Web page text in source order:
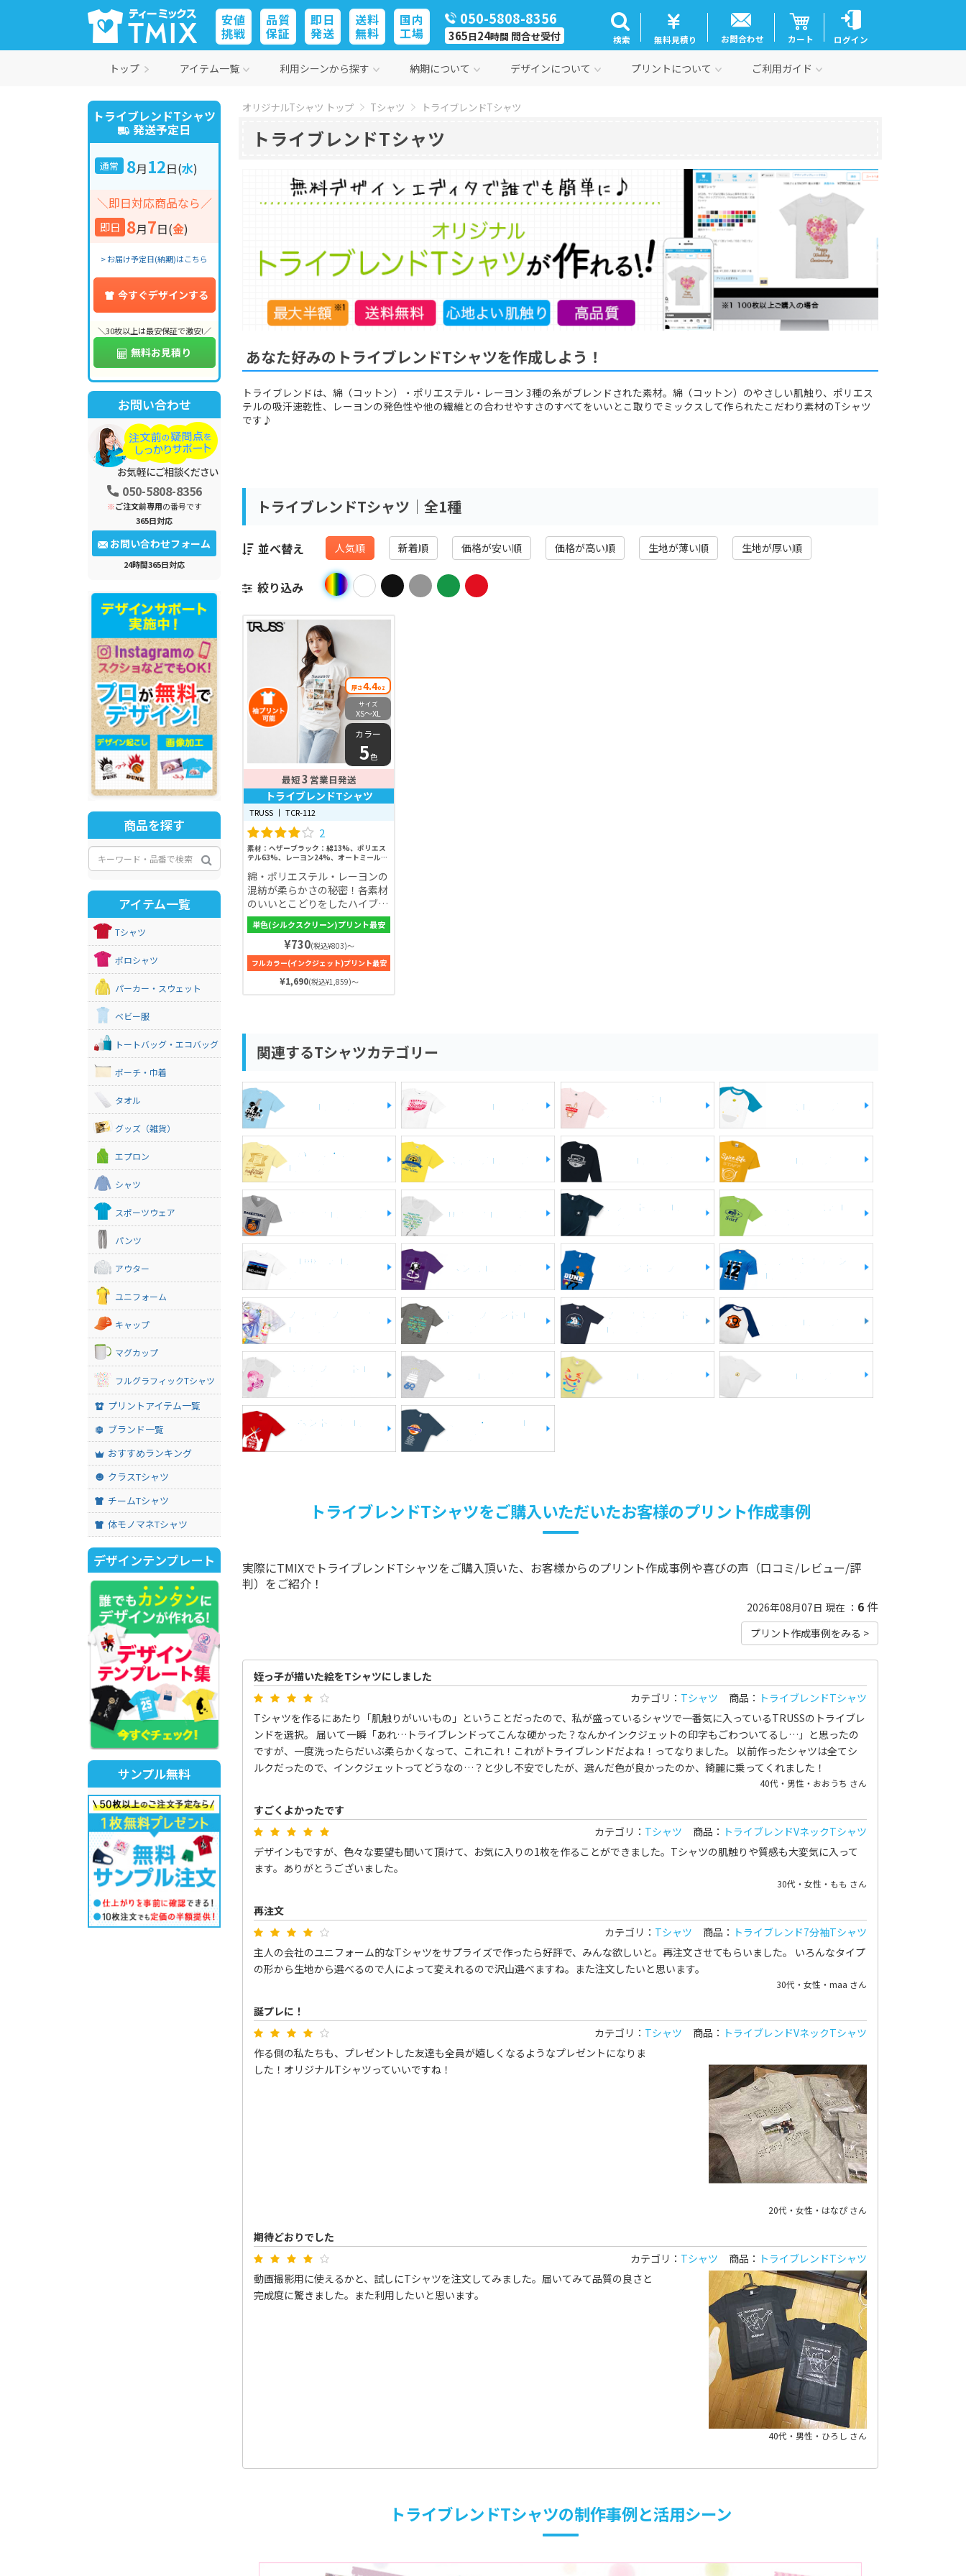
050-5808-8356
365日24時間 問合せ受付
安値
挑戦
品質
保証
即日
発送
送料
無料
国内
工場 検索 無料見積り お問合わせ カート ログイン
トップ アイテム一覧 利用シーンから探す 納期について デザインについて プリントについて ご利用ガイド
オリジナルTシャツ トップ Tシャツ トライブレンドTシャツ
トライブレンドTシャツ
あなた好みのトライブレンドTシャツを作成しよう！
トライブレンドは、綿（コットン）・ポリエステル・レーヨン 3種の糸がブレンドされた素材。綿（コットン）のやさしい肌触り、ポリエス
テルの吸汗速乾性、レーヨンの発色性や他の繊維との合わせやすさのすべてをいいとこ取りでミックスして作られたこだわり素材のTシャツ
です♪
トライブレンドTシャツ│全1種
並べ替え 人気順 新着順 価格が安い順 価格が高い順 生地が薄い順 生地が厚い順
絞り込み
厚さ4.4oz
サイズ
XS〜XL
カラー
5色
最短3 営業日発送
トライブレンドTシャツ
TRUSS 丨 TCR-112
2
素材：ヘザーブラック：綿13%、ポリエス
テル63%、レーヨン24%、オートミール：
36%、 その他：綿38%、ポリエステル
38%、レーヨン24%
綿・ポリエステル・レーヨンの
混紡が柔らかさの秘密！各素材
のいいとこどりをしたハイブリ
ッド生地。着心地の良さを追求
した綿と機能性を高めたポリエ
ステルが混じっているため、夏
は涼しく冬は暖かい、そして耐
久性に優れています。襟周りに
はバインダー仕様を施しTシャ
単色(シルクスクリーン)プリント最安
¥730(税込¥803)～
フルカラー(インクジェット)プリント最安
¥1,690(税込¥1,859)～
関連するTシャツカテゴリー
半袖Tシャツ 即日発送Tシャツ
レディースTシャ
ツ
キッズTシャツ
アパレル・お洒落
Tシャツ
スポーツTシャツ 長袖Tシャツ 激安Tシャツ
VネックTシャツ UネックTシャツ
ポケット付きTシ
大きいサイズのT
綿100%のTシャ
メンズTシャツ タンクトップ
シルクスクリーン
Tシャツ
フルグラフィック
Tシャツ
トライブレンドT
マックスウェイト
Tシャツ
七分袖Tシャツ
スリムフィットT
厚手Tシャツ 薄手Tシャツ 中厚Tシャツ
イベント向けTシ
文化祭・体育祭T
トライブレンドTシャツをご購入いただいたお客様のプリント作成事例
実際にTMIXでトライブレンドTシャツをご購入頂いた、お客様からのプリント作成事例や喜びの声（口コミ/レビュー/評
判）をご紹介！
2026年08月07日 現在 ： 6件
プリント作成事例をみる >
姪っ子が描いた絵をTシャツにしました
カテゴリ： Tシャツ 商品： トライブレンドTシャツ
Tシャツを作るにあたり「肌触りがいいもの」ということだったので、私が盛っているシャツで一番気に入っているTRUSSのトライブレ
ンドを選択。 届いて一瞬「あれ…トライブレンドってこんな硬かった？なんかインクジェットの印字もごわついてるし…」と思ったの
ですが、一度洗ったらだいぶ柔らかくなって、これこれ！これがトライブレンドだよね！ってなりました。 以前作ったシャツは全てシ
ルクだったので、インクジェットってどうなの…？と少し不安でしたが、選んだ色が良かったのか、綺麗に乗ってくれました！
40代・男性・おおうち さん
すごくよかったです
カテゴリ： Tシャツ 商品： トライブレンドVネックTシャツ
デザインもですが、色々な要望も聞いて頂けて、お気に入りの1枚を作ることができました。Tシャツの肌触りや質感も大変気に入って
ます。ありがとうございました。
30代・女性・もも さん
再注文
カテゴリ： Tシャツ 商品： トライブレンド7分袖Tシャツ
主人の会社のユニフォーム的なTシャツをサプライズで作ったら好評で、みんな欲しいと。再注文させてもらいました。 いろんなタイプ
の形から生地から選べるので人によって変えれるので沢山選べますね。また注文したいと思います。
30代・女性・maa さん
誕プレに！
カテゴリ： Tシャツ 商品： トライブレンドVネックTシャツ
作る側の私たちも、プレゼントした友達も全員が嬉しくなるようなプレゼントになりま
した！オリジナルTシャツっていいですね！
20代・女性・はなぴ さん
期待どおりでした
カテゴリ： Tシャツ 商品： トライブレンドTシャツ
動画撮影用に使えるかと、試しにTシャツを注文してみました。届いてみて品質の良さと
完成度に驚きました。また利用したいと思います。
40代・男性・ひろし さん
トライブレンドTシャツの制作事例と活用シーン
トライブレンドTシャツ
発送予定日
通常 8月12日(水)
＼即日対応商品なら／
即日 8月7日(金)
> お届け予定日(納期)はこちら
今すぐデザインする
＼30枚以上は最安保証で激安!／
無料お見積り
お問い合わせ
050-5808-8356
※ご注文前専用の番号です
365日対応
お問い合わせフォーム
24時間365日対応
商品を探す
アイテム一覧
Tシャツ
ポロシャツ
パーカー・スウェット
ベビー服
トートバッグ・エコバッグ
ポーチ・巾着
タオル
グッズ（雑貨）
エプロン
シャツ
スポーツウェア
パンツ
アウター
ユニフォーム
キャップ
マグカップ
フルグラフィックTシャツ
プリントアイテム一覧
ブランド一覧
おすすめランキング
クラスTシャツ
チームTシャツ
体モノマネTシャツ
デザインテンプレート
サンプル無料